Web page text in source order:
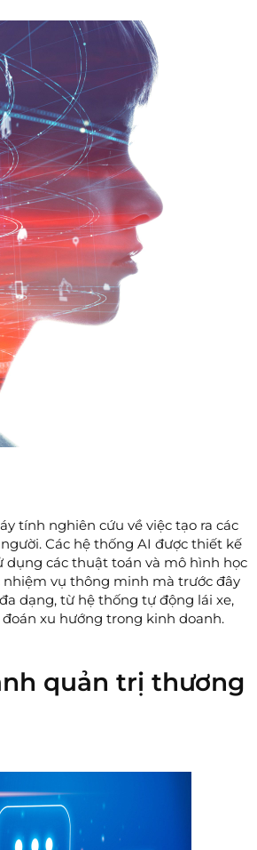
tính nghiên cứu về việc tạo ra các
Các hệ thống AI được thiết kế
dụng các thuật toán và mô hình học
nhiệm vụ thông minh mà trước đây
dạng, từ hệ thống tự động lái xe,
xu hướng trong kinh doanh.
quản trị thương